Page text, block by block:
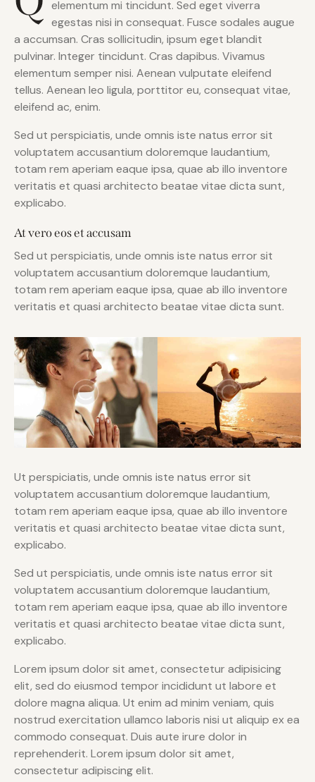
elementum mi tincidunt. Sed eget viverra
egestas nisi in consequat. Fusce sodales augue
a accumsan. Cras sollicitudin, ipsum eget blandit
pulvinar. Integer tincidunt. Cras dapibus. Vivamus
elementum semper nisi. Aenean vulputate eleifend
tellus. Aenean leo ligula, porttitor eu, consequat vitae,
eleifend ac, enim.
Sed ut perspiciatis, unde omnis iste natus error sit
voluptatem accusantium doloremque laudantium,
totam rem aperiam eaque ipsa, quae ab illo inventore
veritatis et quasi architecto beatae vitae dicta sunt,
explicabo.
At vero eos et accusam
Sed ut perspiciatis, unde omnis iste natus error sit
voluptatem accusantium doloremque laudantium,
totam rem aperiam eaque ipsa, quae ab illo inventore
veritatis et quasi architecto beatae vitae dicta sunt.
Ut perspiciatis, unde omnis iste natus error sit
voluptatem accusantium doloremque laudantium,
totam rem aperiam eaque ipsa, quae ab illo inventore
veritatis et quasi architecto beatae vitae dicta sunt,
explicabo.
Sed ut perspiciatis, unde omnis iste natus error sit
voluptatem accusantium doloremque laudantium,
totam rem aperiam eaque ipsa, quae ab illo inventore
veritatis et quasi architecto beatae vitae dicta sunt,
explicabo.
Lorem ipsum dolor sit amet, consectetur adipisicing
elit, sed do eiusmod tempor incididunt ut labore et
dolore magna aliqua. Ut enim ad minim veniam, quis
nostrud exercitation ullamco laboris nisi ut aliquip ex ea
commodo consequat. Duis aute irure dolor in
reprehenderit. Lorem ipsum dolor sit amet,
consectetur adipiscing elit.